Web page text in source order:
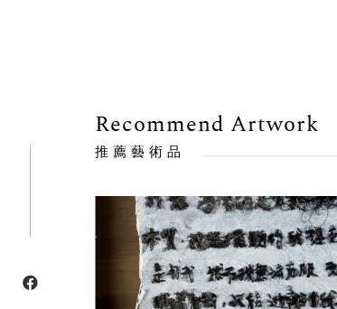
Recommend Artwork
推薦藝術品